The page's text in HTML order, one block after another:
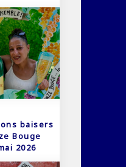
baisers
Bouge
2026